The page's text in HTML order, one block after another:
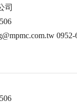
司
0952-